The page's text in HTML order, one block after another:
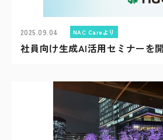
2025.09.04 NAC Careより
社員向け生成AI活用セミナーを